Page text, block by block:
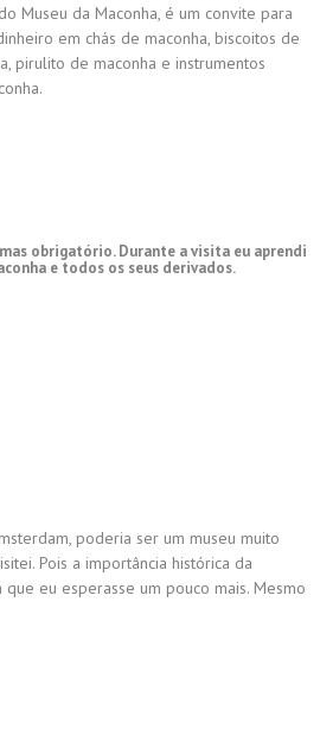
Museu da Maconha, é um convite para
em chás de maconha, biscoitos de
pirulito de maconha e instrumentos
obrigatório. Durante a visita eu aprendi
e todos os seus derivados.
poderia ser um museu muito
Pois a importância histórica da
eu esperasse um pouco mais. Mesmo